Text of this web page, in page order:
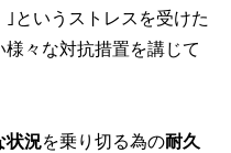
というストレスを受けた
々な対抗措置を講じて
状況を乗り切る為の耐久